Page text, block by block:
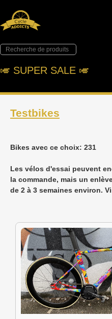
🎺︎ SUPER SALE 🎺︎
Testbikes
Bikes avec ce choix: 231
Les vélos d'essai peuvent
la commande, mais un
de 2 à 3 semaines environ.